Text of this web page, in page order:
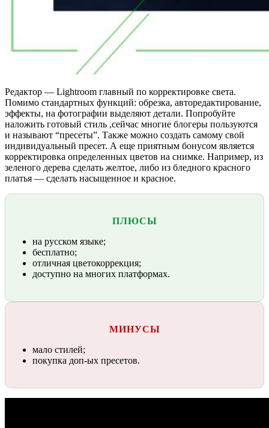
Редактор — Lightroom главный по корректировке света.
Помимо стандартных функций: обрезка, авторедактирование,
эффекты, на фотографии выделяют детали. Попробуйте
наложить готовый стиль ,сейчас многие блогеры пользуются
и называют “пресеты”. Также можно создать самому свой
индивидуальный пресет. А еще приятным бонусом является
корректировка определенных цветов на снимке. Например, из
зеленого дерева сделать желтое, либо из бледного красного
платья — сделать насыщенное и красное.
ПЛЮСЫ
на русском языке;
бесплатно;
отличная цветокоррекция;
доступно на многих платформах.
МИНУСЫ
мало стилей;
покупка доп-ых пресетов.